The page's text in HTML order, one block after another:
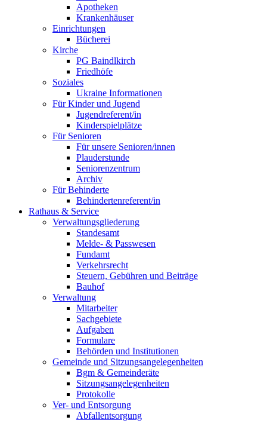
Apotheken
Krankenhäuser
Einrichtungen
Bücherei
Kirche
PG Baindlkirch
Friedhöfe
Soziales
Ukraine Informationen
Für Kinder und Jugend
Jugendreferent/in
Kinderspielplätze
Für Senioren
Für unsere Senioren/innen
Plauderstunde
Seniorenzentrum
Archiv
Für Behinderte
Behindertenreferent/in
Rathaus & Service
Verwaltungsgliederung
Standesamt
Melde- & Passwesen
Fundamt
Verkehrsrecht
Steuern, Gebühren und Beiträge
Bauhof
Verwaltung
Mitarbeiter
Sachgebiete
Aufgaben
Formulare
Behörden und Institutionen
Gemeinde und Sitzungsangelegenheiten
Bgm & Gemeinderäte
Sitzungsangelegenheiten
Protokolle
Ver- und Entsorgung
Abfallentsorgung